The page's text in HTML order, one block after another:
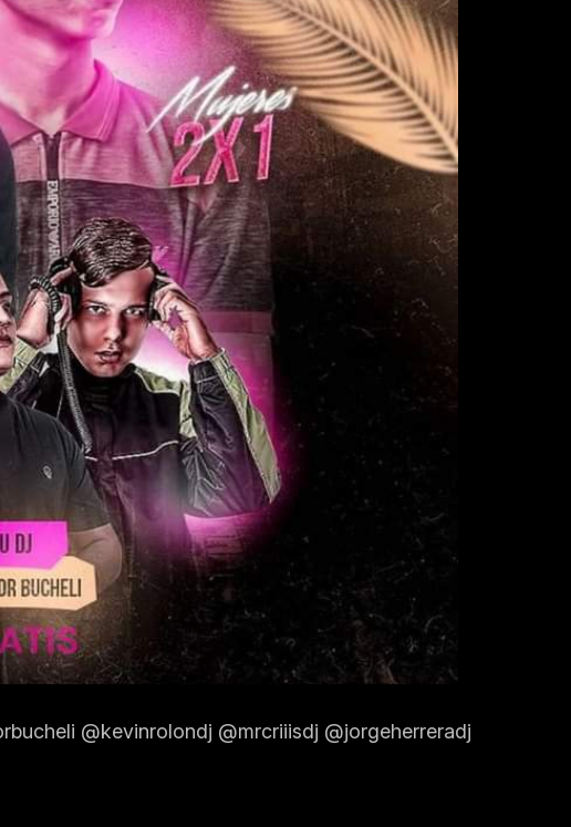
@kevinrolondj @mrcriiisdj @jorgeherreradj